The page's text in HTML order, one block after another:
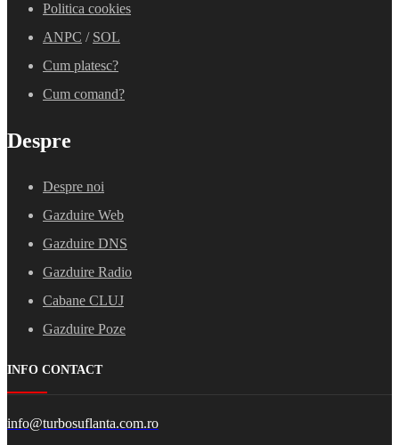
Politica cookies
ANPC / SOL
Cum platesc?
Cum comand?
Despre
Despre noi
Gazduire Web
Gazduire DNS
Gazduire Radio
Cabane CLUJ
Gazduire Poze
INFO CONTACT
info@turbosuflanta.com.ro